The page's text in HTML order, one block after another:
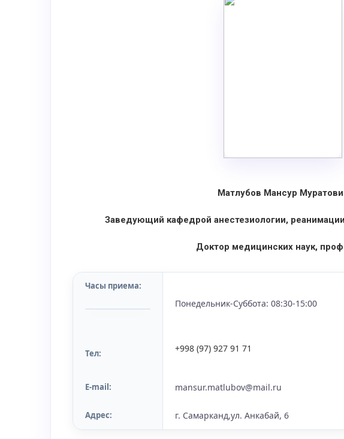
Матлубов Мансур
Заведующий кафедрой анестезиологии,
Доктор медицинских наук,
Часы приема:
Понедельник-Суббота: 08:30-15:00
Тел: +998 (97) 927 91 71
E-mail: mansur.matlubov@mail.ru
Адрес: г. Самарканд,ул. Анкабай, 6